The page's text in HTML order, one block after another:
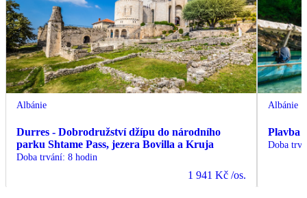
Albánie
Durres - Dobrodružství džípu do národního
parku Shtame Pass, jezera Bovilla a Kruja
Doba trvání: 8 hodin
1 941 Kč /os.
Albánie
Plavba
Doba